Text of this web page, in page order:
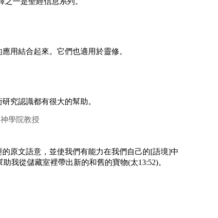
用結合起來。它們也適用於靈修。
究認識都有很大的幫助。
學院教授
原文語意，並使我們有能力在我們自己的[語境]中
我從儲藏室裡帶出新的和舊的寶物(太13:52)。